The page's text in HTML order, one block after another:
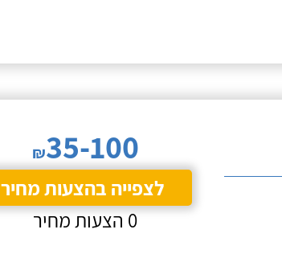
₪35-100
לצפייה בהצעות מחיר
0 הצעות מחיר